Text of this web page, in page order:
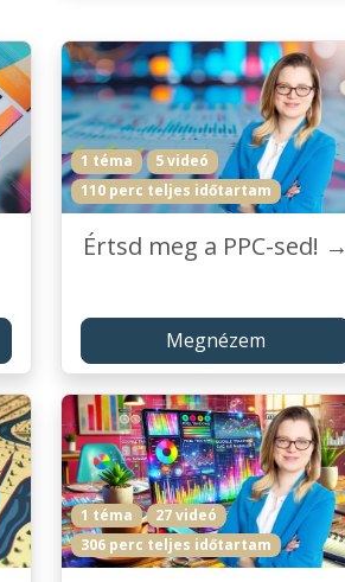
1 téma
5 videó
110 perc teljes időtartam
Értsd meg a PPC-sed! →
Megnézem
1 téma
27 videó
306 perc teljes időtartam